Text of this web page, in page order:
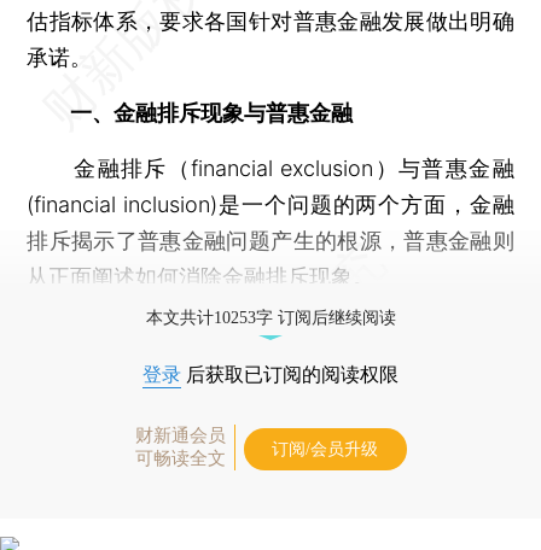
估指标体系，要求各国针对普惠金融发展做出明确
承诺。
一、金融排斥现象与普惠金融
金融排斥（financial exclusion）与普惠金融
(financial inclusion)是一个问题的两个方面，金融
排斥揭示了普惠金融问题产生的根源，普惠金融则
从正面阐述如何消除金融排斥现象。
本文共计10253字 订阅后继续阅读
登录 后获取已订阅的阅读权限
财新通会员
可畅读全文
订阅/会员升级